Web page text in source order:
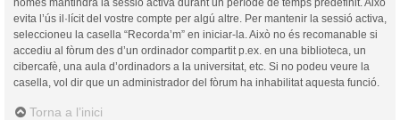
evita l’ús il·lícit del vostre compte per algú altre. Per mantenir la sessió activa,
seleccioneu la casella “Recorda’m” en iniciar-la. Això no és recomanable si
accediu al fòrum des d’un ordinador compartit p.ex. en una biblioteca, un
cibercafè, una aula d’ordinadors a la universitat, etc. Si no podeu veure la
casella, vol dir que un administrador del fòrum ha inhabilitat aquesta funció.
Torna a l’inici